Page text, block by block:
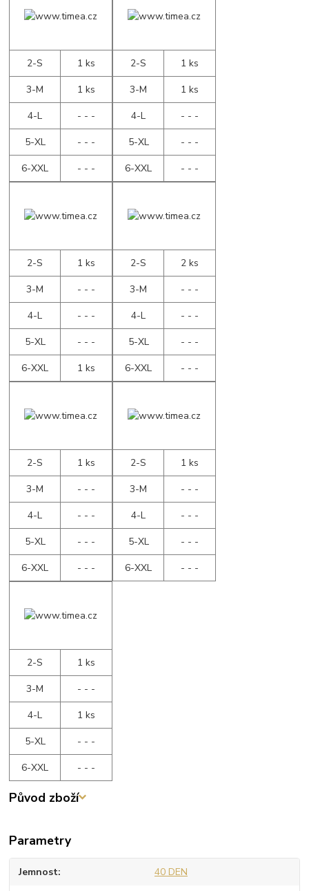
2-S
1 ks
3-M
1 ks
4-L
- - -
5-XL
- - -
6-XXL
- - -
2-S
1 ks
3-M
1 ks
4-L
- - -
5-XL
- - -
6-XXL
- - -
2-S
1 ks
3-M
- - -
4-L
- - -
5-XL
- - -
6-XXL
1 ks
2-S
2 ks
3-M
- - -
4-L
- - -
5-XL
- - -
6-XXL
- - -
2-S
1 ks
3-M
- - -
4-L
- - -
5-XL
- - -
6-XXL
- - -
2-S
1 ks
3-M
- - -
4-L
- - -
5-XL
- - -
6-XXL
- - -
2-S
1 ks
3-M
- - -
4-L
1 ks
5-XL
- - -
6-XXL
- - -
Původ zboží
Parametry
Jemnost 40 DEN